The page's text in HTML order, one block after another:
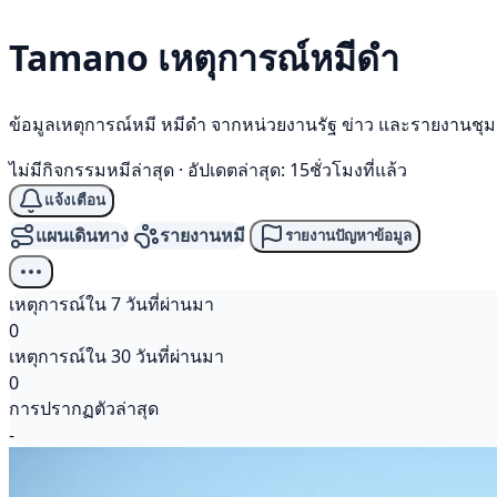
Tamano เหตุการณ์หมีดำ
ข้อมูลเหตุการณ์หมี หมีดำ จากหน่วยงานรัฐ ข่าว และรายงานชุ
ไม่มีกิจกรรมหมีล่าสุด · อัปเดตล่าสุด: 15ชั่วโมงที่แล้ว
แจ้งเตือน
แผนเดินทาง รายงานหมี รายงานปัญหาข้อมูล
เหตุการณ์ใน 7 วันที่ผ่านมา
0
เหตุการณ์ใน 30 วันที่ผ่านมา
0
การปรากฏตัวล่าสุด
-